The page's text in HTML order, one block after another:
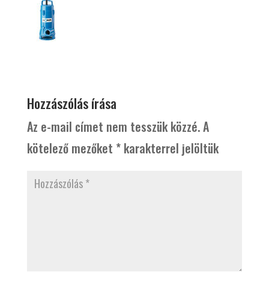
Hozzászólás írása
Az e-mail címet nem tesszük közzé.A
kötelező mezőket *karakterrel jelöltük